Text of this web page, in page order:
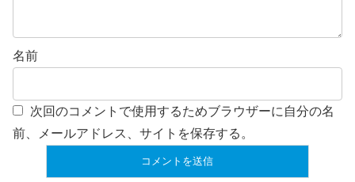
名前
次回のコメントで使用するためブラウザーに自分の名
前、メールアドレス、サイトを保存する。